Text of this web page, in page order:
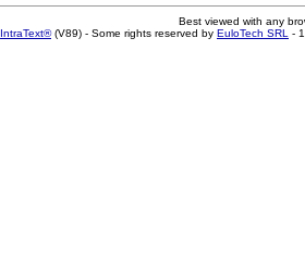
Best viewed with any
IntraText®(V89) - Some rights reserved by EuloTech SRL -